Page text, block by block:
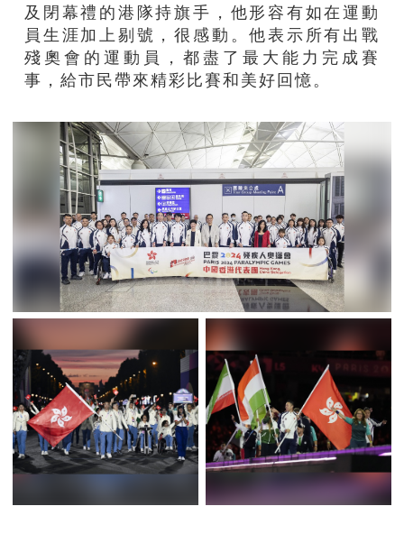
及閉幕禮的港隊持旗手，他形容有如在運動
員生涯加上剔號，很感動。他表示所有出戰
殘奧會的運動員，都盡了最大能力完成賽
事，給市民帶來精彩比賽和美好回憶。